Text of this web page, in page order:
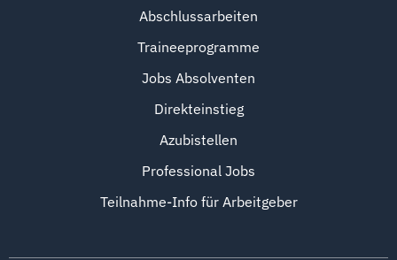
Abschlussarbeiten
Traineeprogramme
Jobs Absolventen
Direkteinstieg
Azubistellen
Professional Jobs
Teilnahme-Info für Arbeitgeber